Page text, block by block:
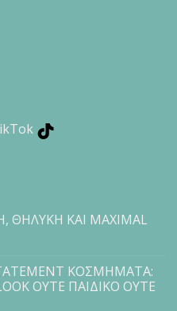
ΘΗΛΥΚΗ ΚΑΙ MAXIMAL
ΚΟΣΜΗΜΑΤΑ:
ΟΥΤΕ ΠΑΙΔΙΚΟ ΟΥΤΕ